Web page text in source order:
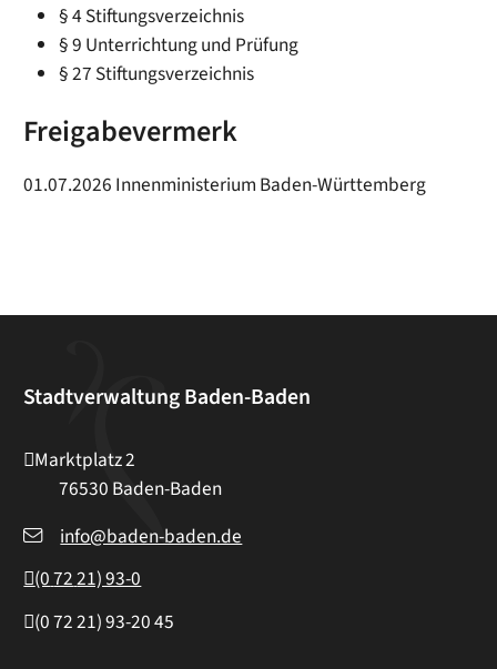
§ 4 Stiftungsverzeichnis
§ 9 Unterrichtung und Prüfung
§ 27 Stiftungsverzeichnis
Freigabevermerk
01.07.2026 Innenministerium Baden-Württemberg
Stadtverwaltung Baden-Baden
Marktplatz 2
76530 Baden-Baden
info@baden-baden.de
(07221) 93-0
(07221) 93-2045